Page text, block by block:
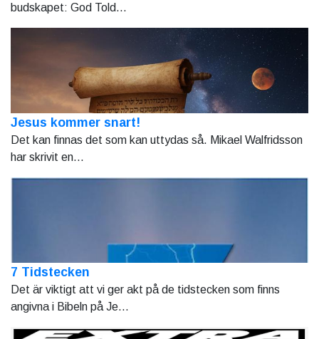
budskapet: God Told...
Jesus kommer snart!
Det kan finnas det som kan uttydas så. Mikael Walfridsson
har skrivit en...
7 Tidstecken
Det är viktigt att vi ger akt på de tidstecken som finns
angivna i Bibeln på Je...